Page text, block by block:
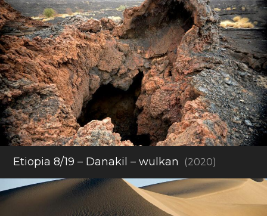
Etiopia 8/19 – Danakil – wulkan (2020)